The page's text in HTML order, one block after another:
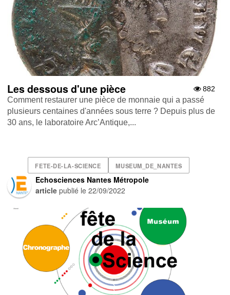
882
Les dessous d'une pièce
Comment restaurer une pièce de monnaie qui a passé
plusieurs centaines d'années sous terre ? Depuis plus de
30 ans, le laboratoire Arc’Antique,...
FETE-DE-LA-SCIENCE MUSEUM_DE_NANTES
Echosciences Nantes Métropole
article publié le22/09/2022